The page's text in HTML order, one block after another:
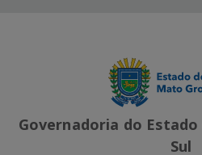
Governadoria do
Sul